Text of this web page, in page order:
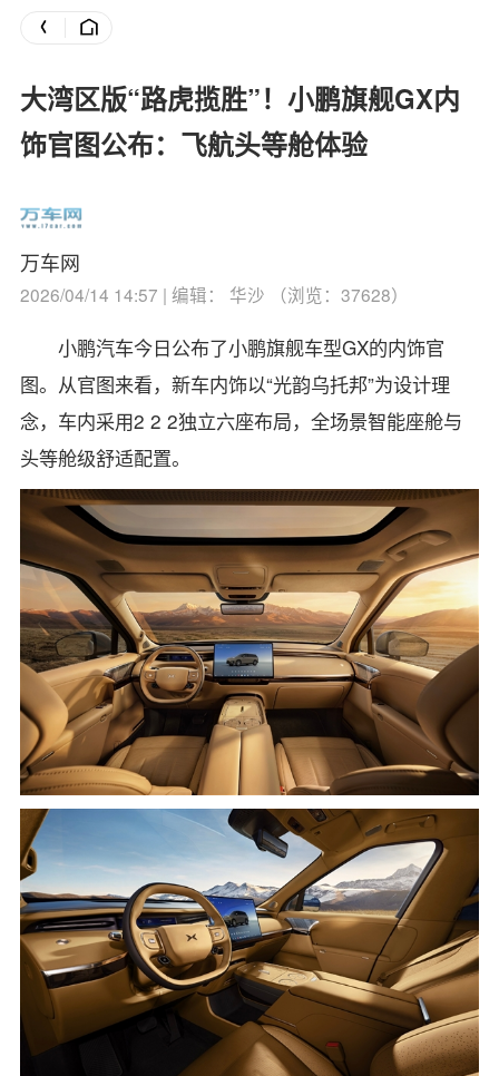
大湾区版“路虎揽胜”！小鹏旗舰GX内
饰官图公布：飞航头等舱体验
万车网
2026/04/14 14:57 | 编辑： 华沙 （浏览：37628）
小鹏汽车今日公布了小鹏旗舰车型GX的内饰官
图。 从官图来看，新车内饰以“光韵乌托邦”为设计理
念，车内采用2 2 2独立六座布局，全场景智能座舱与
头等舱级舒适配置。